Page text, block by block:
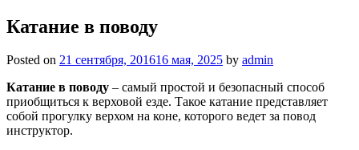
Катание в поводу
Posted on 21 сентября, 201616 мая, 2025 by admin
Катание в поводу – самый простой и безопасный способ
приобщиться к верховой езде. Такое катание представляет
собой прогулку верхом на коне, которого ведет за повод
инструктор.